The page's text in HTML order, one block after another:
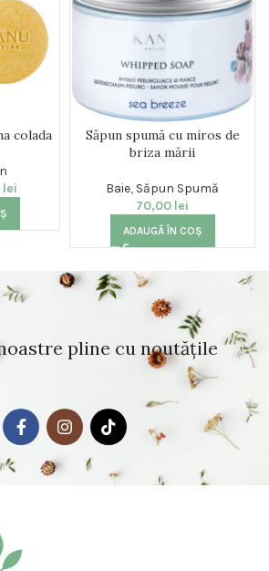
colada
lei
Săpun spumă cu miros de
briza mării
Baie, Săpun Spumă
70,00 lei
ADAUGĂ ÎN COȘ
pline cu noutățile